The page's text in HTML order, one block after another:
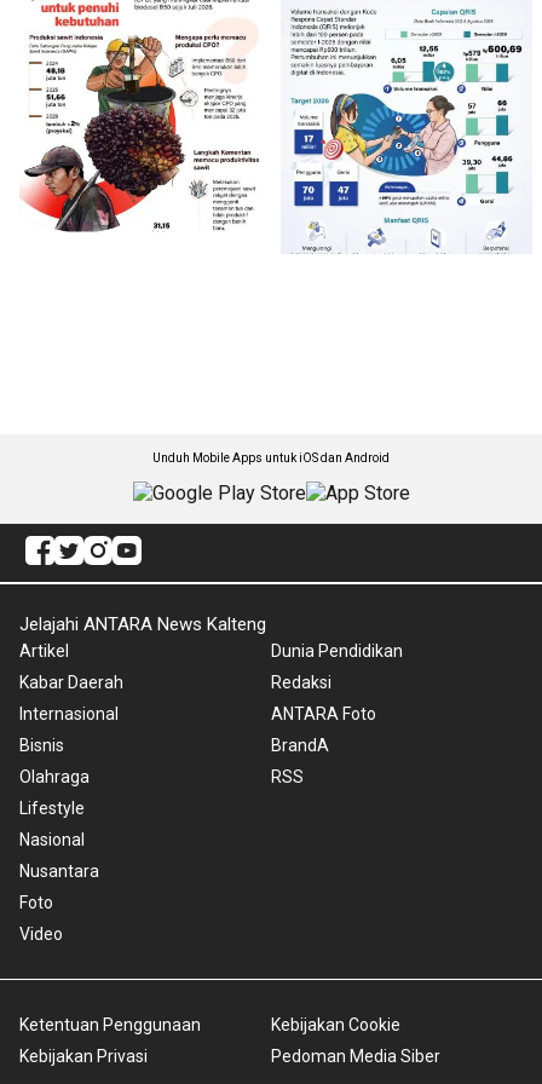
Unduh Mobile Apps untuk iOS dan Android
Jelajahi ANTARA News Kalteng
Artikel
Kabar Daerah
Internasional
Bisnis
Olahraga
Lifestyle
Nasional
Nusantara
Foto
Video
Dunia Pendidikan
Redaksi
ANTARA Foto
BrandA
RSS
Ketentuan Penggunaan
Kebijakan Privasi
Kebijakan Cookie
Pedoman Media Siber